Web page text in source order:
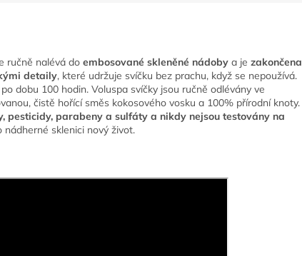
ručně nalévá doembosované skleněné nádoby a jezakončena
detaily, které udržuje svíčku bez prachu, když se nepoužívá.
dobu 100 hodin. Voluspa svíčky jsou ručně odlévány ve
čistě hořící směs kokosového vosku a 100% přírodní knoty.
pesticidy, parabeny a sulfáty a nikdy nejsou testovány na
sklenici nový život.